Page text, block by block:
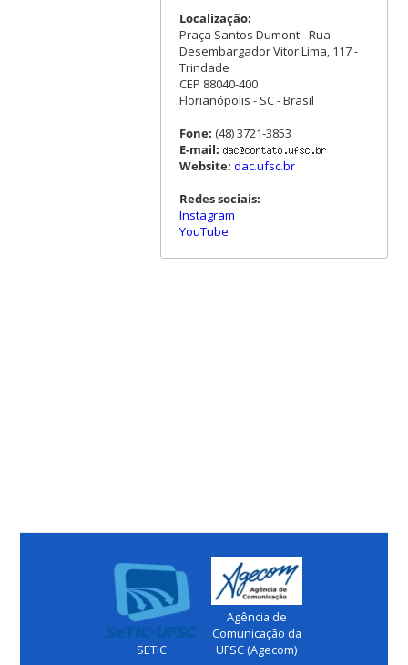
Localização:
Praça Santos Dumont - Rua
Desembargador Vitor Lima, 117 -
Trindade
CEP 88040-400
Florianópolis - SC - Brasil
Fone: (48) 3721-3853
E-mail:
Website: dac.ufsc.br
Redes sociais:
Instagram
YouTube
SETIC
Agência de
Comunicação da
UFSC (Agecom)